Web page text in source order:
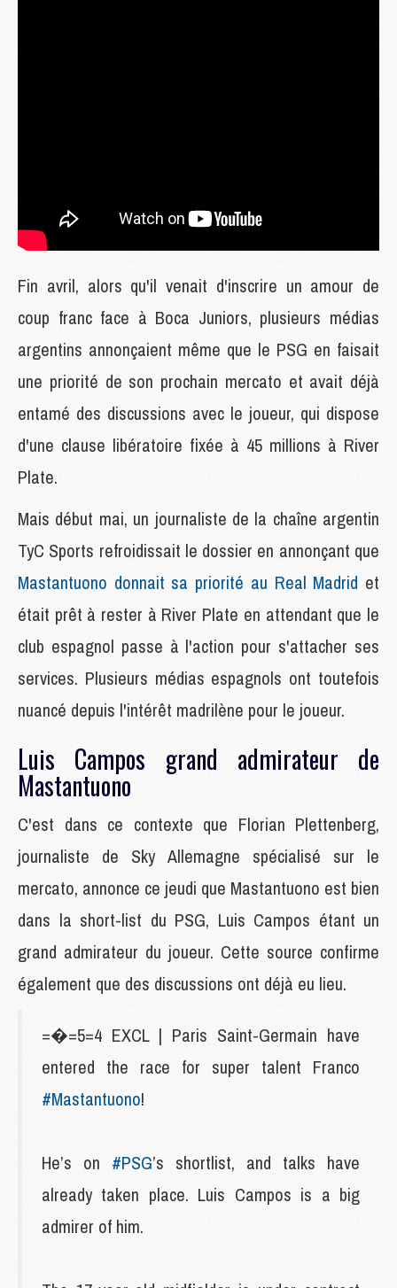
Fin avril, alors qu'il venait d'inscrire un amour de
coup franc face à Boca Juniors, plusieurs médias
argentins annonçaient même que le PSG en faisait
une priorité de son prochain mercato et avait déjà
entamé des discussions avec le joueur, qui dispose
d'une clause libératoire fixée à 45 millions à River
Plate.
Mais début mai, un journaliste de la chaîne argentin
TyC Sports refroidissait le dossier en annonçant que
Mastantuono donnait sa priorité au Real Madrid et
était prêt à rester à River Plate en attendant que le
club espagnol passe à l'action pour s'attacher ses
services. Plusieurs médias espagnols ont toutefois
nuancé depuis l'intérêt madrilène pour le joueur.
Luis Campos grand admirateur de
Mastantuono
C'est dans ce contexte que Florian Plettenberg,
journaliste de Sky Allemagne spécialisé sur le
mercato, annonce ce jeudi que Mastantuono est bien
dans la short-list du PSG, Luis Campos étant un
grand admirateur du joueur. Cette source confirme
également que des discussions ont déjà eu lieu.
=�=5=4 EXCL | Paris Saint-Germain have
entered the race for super talent Franco
#Mastantuono!
He’s on #PSG’s shortlist, and talks have
already taken place. Luis Campos is a big
admirer of him.